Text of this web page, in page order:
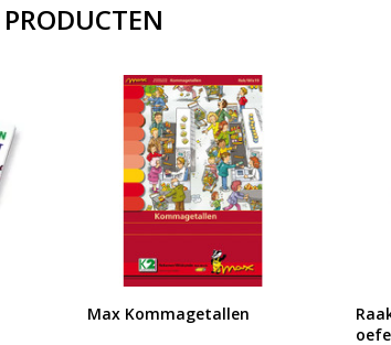
Max Kommagetallen